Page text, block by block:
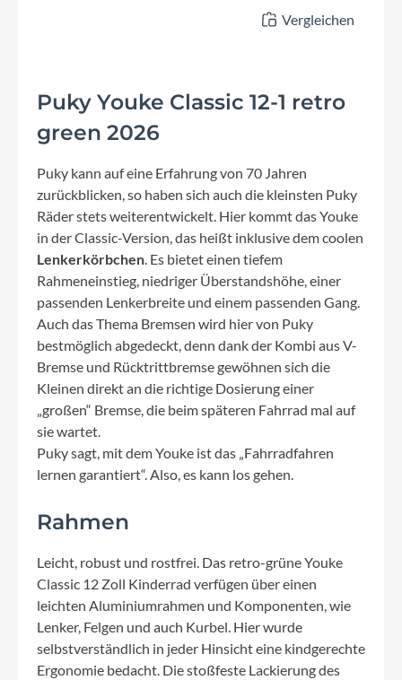
Vergleichen
Puky Youke Classic 12-1 retro
green 2026
Puky kann auf eine Erfahrung von 70 Jahren
zurückblicken, so haben sich auch die kleinsten Puky
Räder stets weiterentwickelt. Hier kommt das Youke
in der Classic-Version, das heißt inklusive dem coolen
Lenkerkörbchen. Es bietet einen tiefem
Rahmeneinstieg, niedriger Überstandshöhe, einer
passenden Lenkerbreite und einem passenden Gang.
Auch das Thema Bremsen wird hier von Puky
bestmöglich abgedeckt, denn dank der Kombi aus V-
Bremse und Rücktrittbremse gewöhnen sich die
Kleinen direkt an die richtige Dosierung einer
„großen“ Bremse, die beim späteren Fahrrad mal auf
sie wartet.
Puky sagt, mit dem Youke ist das „Fahrradfahren
lernen garantiert“. Also, es kann los gehen.
Rahmen
Leicht, robust und rostfrei. Das retro-grüne Youke
Classic 12 Zoll Kinderrad verfügen über einen
leichten Aluminiumrahmen und Komponenten, wie
Lenker, Felgen und auch Kurbel. Hier wurde
selbstverständlich in jeder Hinsicht eine kindgerechte
Ergonomie bedacht. Die stoßfeste Lackierung des